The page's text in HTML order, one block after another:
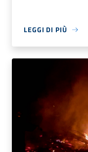
LEGGI DI PIÙ